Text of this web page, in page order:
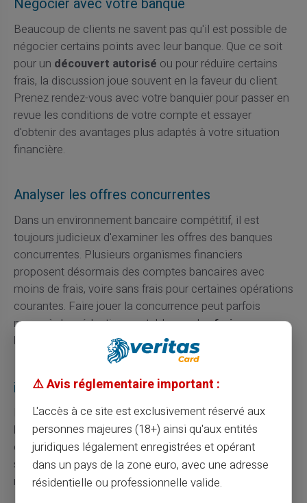
Beaucoup de clients ne savent pas qu'il est possible de
négocier certains points avec leur banque. Que ce soit
pour un découvert autorisé ou pour réduire certains
frais, la discussion joue souvent en la faveur du client.
Prenez rendez-vous avec votre banquier pour passer en
revue les conditions de votre compte et essayer
d'obtenir des avantages plus adaptés à votre situation
financière.
Analyser les offres concurrentes
Dans un environnement bancaire compétitif, il est
toujours judicieux d'examiner les offres des banques
concurrentes. Plusieurs organismes financiers
proposent désormais des comptes bancaires avec
moins de frais, voire sans frais pour certaines opérations
courantes. Faire jouer la concurrence peut parfois
mener à des réductions notables sur lesfrais
bancaires,
y compris lesagios.
Les différents types de comptes et leurs
impacts sur les agios
Il est crucial de noter que tous les types decomptes
bancairesne subissent pas les mêmesagios.Par
exemple, un compte épargne n'est généralement pas
sujet à des découverts et donc à desagios. En
revanche, les comptes courants sont les plus exposés.
⚠️ Avis réglementaire important :
L'accès à ce site est exclusivement réservé aux
personnes majeures (18+) ainsi qu'aux entités
juridiques légalement enregistrées et opérant
dans un pays de la zone euro, avec une adresse
résidentielle ou professionnelle valide.